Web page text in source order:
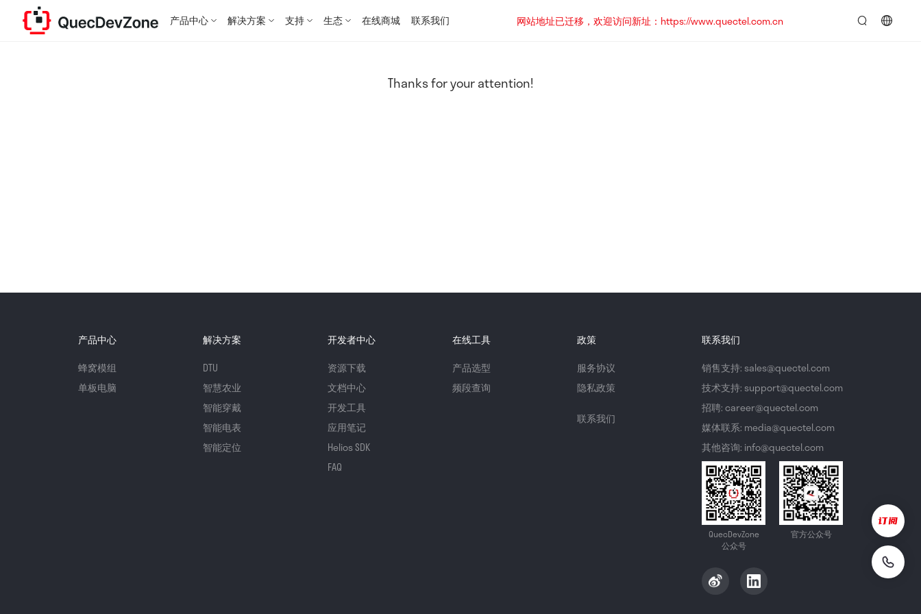
产品中心 解决方案 支持 生态 在线商城 联系我们
网站地址已迁移，欢迎访问新址：https://www.quectel.com.cn
Thanks for your attention!
产品中心
蜂窝模组
单板电脑
解决方案
DTU
智慧农业
智能穿戴
智能电表
智能定位
开发者中心
资源下载
文档中心
开发工具
应用笔记
Helios SDK
FAQ
在线工具
产品选型
频段查询
政策
服务协议
隐私政策
联系我们
联系我们
销售支持: sales@quectel.com
技术支持: support@quectel.com
招聘: career@quectel.com
媒体联系: media@quectel.com
其他咨询: info@quectel.com
QuecDevZone
公众号
官方公众号